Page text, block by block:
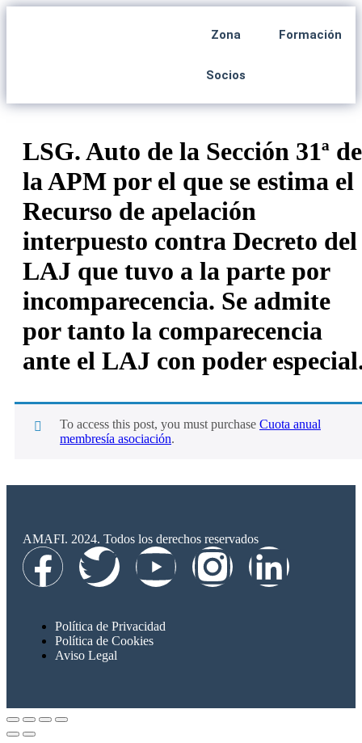
Zona
Socios
Formación
LSG. Auto de la Sección 31ª de
la APM por el que se estima el
Recurso de apelación
interpuesto contra Decreto del
LAJ que tuvo a la parte por
incomparecencia. Se admite
por tanto la comparecencia
ante el LAJ con poder
To access this post, you must purchase Cuota anual
membresía asociación.
AMAFI. 2024. Todos los derechos reservados
Política de Privacidad
Política de Cookies
Aviso Legal